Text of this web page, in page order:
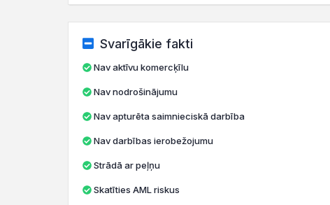
Svarīgākie fakti
Nav aktīvu komercķīlu
Nav nodrošinājumu
Nav apturēta saimnieciskā darbība
Nav darbības ierobežojumu
Strādā ar peļņu
Skatīties AML riskus